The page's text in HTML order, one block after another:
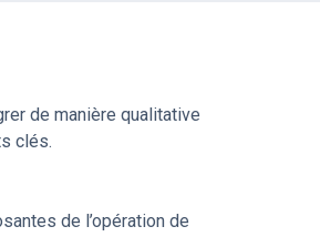
de manière qualitative
clés.
de l’opération de